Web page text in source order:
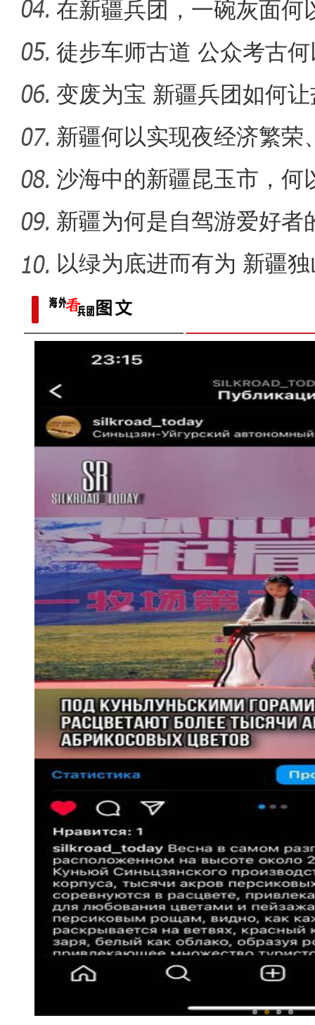
探班电影《大改水》慕士
体验马术成为新疆兵团民众
脚
在新疆兵团，一碗灰面何
徒步车师古道 公众考古何
化遗
变废为宝 新疆兵团如何让
新疆何以实现夜经济繁荣
现场推
沙海中的新疆昆玉市，何
新疆为何是自驾游爱好者
以绿为底进而有为 新疆
成“花园工